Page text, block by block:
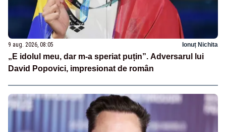
9 aug. 2026, 08:05 Ionuț Nichita
„E idolul meu, dar m-a speriat puțin”. Adversarul lui
David Popovici, impresionat de român